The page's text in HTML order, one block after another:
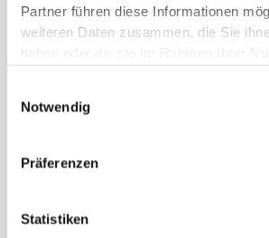
Partner führen diese Informationen
weiteren Daten zusammen, die Sie
Notwendig
Präferenzen
Statistiken
Führungsfähigkeit durch
Strategiekompetenz durch
Operative Exzellenz durch